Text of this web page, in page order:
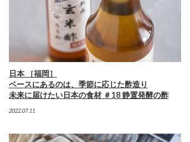
日本 ［福岡］
ベースにあるのは、季節に応じた酢造り
未来に届けたい日本の食材 ＃18 静置発酵の酢
2022.07.11